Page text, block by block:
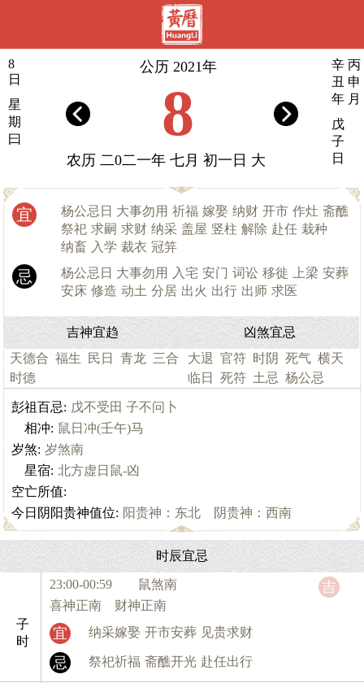
8
日
星
期
曰
辛
丑
年
丙
申
月
戊
子
日
公历 2021年
8
农历 二0二一年 七月 初一日 大
宜 杨公忌日 大事勿用 祈福 嫁娶 纳财 开市 作灶 斋醮
祭祀 求嗣 求财 纳采 盖屋 竖柱 解除 赴任 栽种
纳畜 入学 裁衣 冠笄
忌 杨公忌日 大事勿用 入宅 安门 词讼 移徙 上梁 安葬
安床 修造 动土 分居 出火 出行 出师 求医
吉神宜趋
天德合 福生 民日 青龙 三合
时德
凶煞宜忌
大退 官符 时阴 死气 横天
临日
死符 土忌 杨公忌
彭祖百忌: 戊不受田 子不问卜
相冲: 鼠日冲(壬午)马
岁煞: 岁煞南
星宿: 北方虚日鼠-凶
空亡所值:
今日阴阳贵神值位: 阳贵神：东北 阴贵神：西南
时辰宜忌
子
时
23:00-00:59 鼠煞南
喜神正南 财神正南
宜 纳采嫁娶 开市安葬 见贵求财
忌 祭祀祈福 斋醮开光 赴任出行
吉